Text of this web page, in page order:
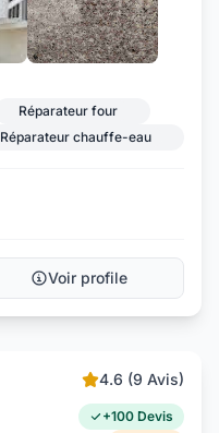
Réparateur four
Réparateur chauffe-eau
Voir profile
4.6 (9 Avis)
+100 Devis